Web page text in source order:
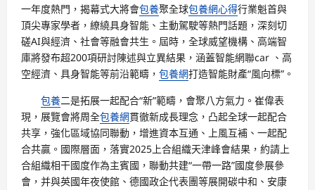
一年度熱門，揭幕式大將會包養聚全球包養網心得行業魁首與
頂尖專家學者，繚繞具身智能、主動駕駛等熱門話題，深刻切
磋AI與經濟、社會等融會共生。屆時，全球威望機構、高端智
庫將發布超200項研討陳述與立異結果，涵蓋智能網聯car 、高
空經濟、具身智能等前沿範疇， 包養網打造智能財產“風向標”。
包養二是拓展一起配合“新”範疇，會聚八方氣力。崔偉表
現，展覽會將周全包養網貫徹新成長理念，凸起全球一起配合
共享，強化區域協同聯動，增進資本互通、上風互補、一起配
合共贏。國際層面，落實2025上合組織天津峰會結果，約請上
合組織相干國度作為主賓國，聯動共建“一帶一路”國度參展參
會，并與英國年夜使館、德國政企代表團等展開碳中和、安康